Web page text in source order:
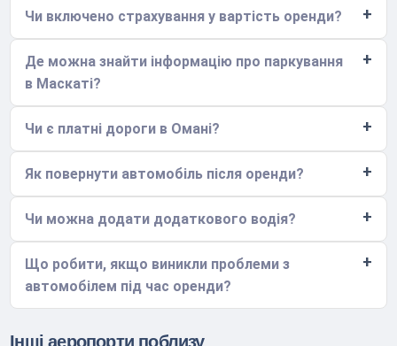
Чи включено страхування у вартість оренди?
Де можна знайти інформацію про паркування
в Маскаті?
Чи є платні дороги в Омані?
Як повернути автомобіль після оренди?
Чи можна додати додаткового водія?
Що робити, якщо виникли проблеми з
автомобілем під час оренди?
Інші аеропорти поблизу